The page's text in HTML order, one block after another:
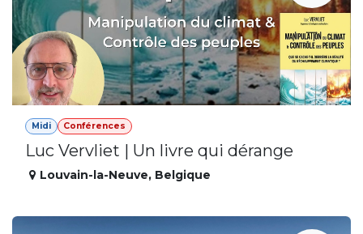
Midi Conférences
Luc Vervliet | Un livre qui dérange
Louvain-la-Neuve, Belgique